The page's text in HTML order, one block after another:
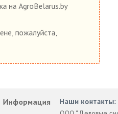
на AgroBelarus.by
пожалуйста,
Информация
Наши контакты: